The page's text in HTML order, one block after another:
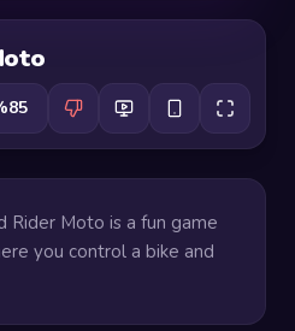
Rider Moto is a fun game
you control a bike and